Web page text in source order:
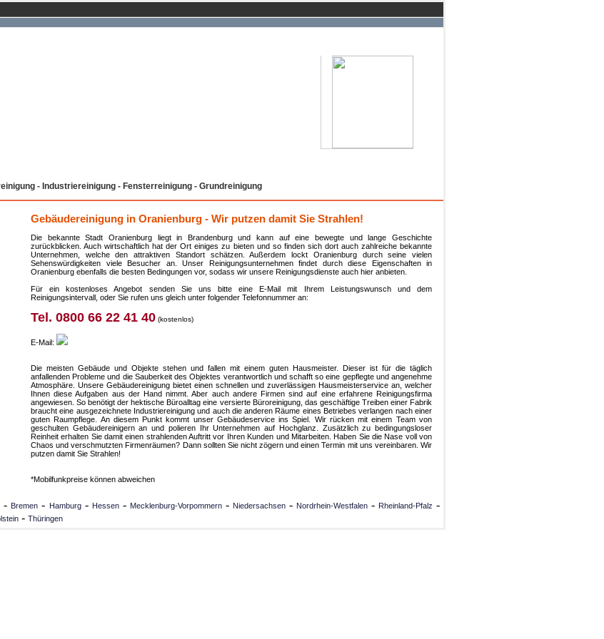
- Industriereinigung - Fensterreinigung - Grundreinigung
Gebäudereinigung in Oranienburg - Wir putzen damit Sie Strahlen!
Die bekannte Stadt Oranienburg liegt in Brandenburg und kann auf eine bewegte und lange Geschichte
zurückblicken. Auch wirtschaftlich hat der Ort einiges zu bieten und so finden sich dort auch zahlreiche bekannte
Unternehmen, welche den attraktiven Standort schätzen. Außerdem lockt Oranienburg durch seine vielen
Sehenswürdigkeiten viele Besucher an. Unser Reinigungsunternehmen findet durch diese Eigenschaften in
Oranienburg ebenfalls die besten Bedingungen vor, sodass wir unsere Reinigungsdienste auch hier anbieten.
Für ein kostenloses Angebot senden Sie uns bitte eine E-Mail mit Ihrem Leistungswunsch und dem
Reinigungsintervall, oder Sie rufen uns gleich unter folgender Telefonnummer an:
Tel. 0800 66 22 41 40 (kostenlos)
E-Mail:
Die meisten Gebäude und Objekte stehen und fallen mit einem guten Hausmeister. Dieser ist für die täglich
anfallenden Probleme und die Sauberkeit des Objektes verantwortlich und schafft so eine gepflegte und angenehme
Atmosphäre. Unsere Gebäudereinigung bietet einen schnellen und zuverlässigen Hausmeisterservice an, welcher
Ihnen diese Aufgaben aus der Hand nimmt. Aber auch andere Firmen sind auf eine erfahrene Reinigungsfirma
angewiesen. So benötigt der hektische Büroalltag eine versierte Büroreinigung, das geschäftige Treiben einer Fabrik
braucht eine ausgezeichnete Industriereinigung und auch die anderen Räume eines Betriebes verlangen nach einer
guten Raumpflege. An diesem Punkt kommt unser Gebäudeservice ins Spiel. Wir rücken mit einem Team von
geschulten Gebäudereinigern an und polieren Ihr Unternehmen auf Hochglanz. Zusätzlich zu bedingungsloser
Reinheit erhalten Sie damit einen strahlenden Auftritt vor Ihren Kunden und Mitarbeiten. Haben Sie die Nase voll von
Chaos und verschmutzten Firmenräumen? Dann sollten Sie nicht zögern und einen Termin mit uns vereinbaren. Wir
putzen damit Sie Strahlen!
*Mobilfunkpreise können abweichen
- Bremen - Hamburg- Hessen- Mecklenburg-Vorpommern- Niedersachsen- Nordrhein-Westfalen- Rheinland-Pfalz -
- Thüringen